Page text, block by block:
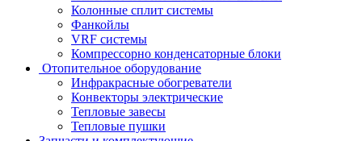
Колонные сплит системы
Фанкойлы
VRF системы
Компрессорно конденсаторные блоки
Отопительное оборудование
Инфракрасные обогреватели
Конвекторы электрические
Тепловые завесы
Тепловые пушки